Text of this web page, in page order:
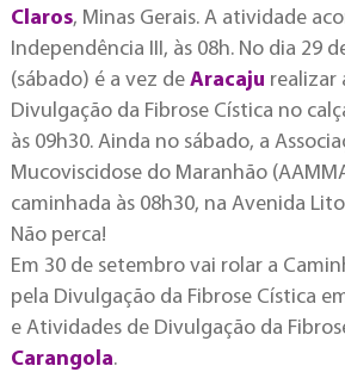
Claros, Minas Gerais. A atividade
Independência III, às 08h. No dia 29
(sábado) é a vez de Aracaju realizar
Divulgação da Fibrose Cística no
às 09h30. Ainda no sábado, a
Mucoviscidose do Maranhão
caminhada às 08h30, na Avenida
Não perca!
Em 30 de setembro vai rolar a
pela Divulgação da Fibrose Cística
e Atividades de Divulgação da
Carangola.